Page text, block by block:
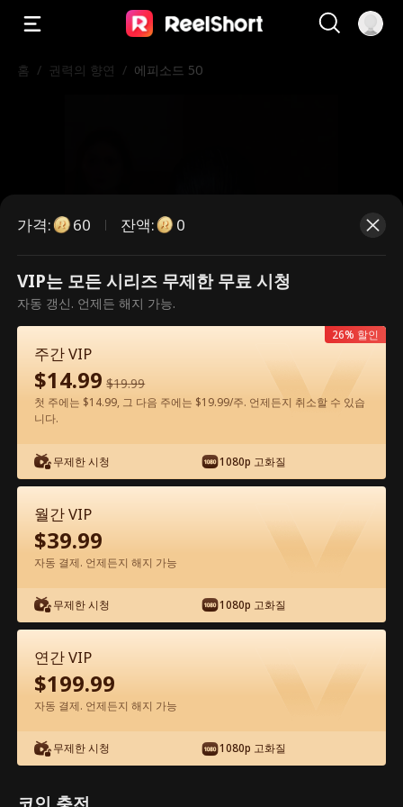
홈 / 권력의 향연 / 에피소드 50
유료 에피소드입니다. 시청하시려면
잠금을 해제해 주세요.
60지금 잠금 해제
앱에서 무료로 보기
에피소드 50 - 권력의 향연 전체 영화
0-49 50-51 모든 에피소드
가격: 60 잔액: 0
VIP는 모든 시리즈 무제한 무료 시청
자동 갱신. 언제든 해지 가능.
주간 VIP
$14.99 $19.99
첫 주에는 $14.99, 그 다음 주에는 $19.99/주. 언제든지 취소할 수 있습
니다.
무제한 시청 1080p 고화질
26% 할인
월간 VIP
$39.99
자동 결제. 언제든지 해지 가능
무제한 시청 1080p 고화질
연간 VIP
$199.99
자동 결제. 언제든지 해지 가능
무제한 시청 1080p 고화질